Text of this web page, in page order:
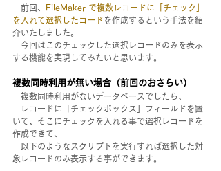
前回、
FileMaker で複数レコードに「チェック」
を入れて選択したコード を作成するという手法を紹
介いたしました。
今回はこのチェックした選択レコードのみを表示
する機能を実現してみたいと思います。
複数同時利用が無い場合（前回のおさらい）
複数同時利用がないデータベースでしたら、
レコードに「チェックボックス」フィールドを置
いて、そこにチェックを入れる事で選択レコードを
作成できて、
以下のようなスクリプトを実行すれば選択した対
象レコードのみ表示する事ができます。